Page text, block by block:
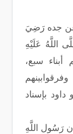
جده رَضِيَ
اللَّهُ عَلَيْهِ
أبناء سبع،
بإسناد
رَسُول اللَّهِ